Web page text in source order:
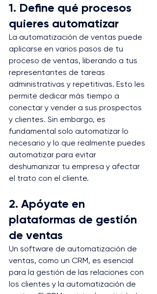
1. Define qué procesos
quieres automatizar
La automatización de ventas puede
aplicarse en varios pasos de tu
proceso de ventas, liberando a tus
representantes de tareas
administrativas y repetitivas. Esto les
permite dedicar más tiempo a
conectar y vender a sus prospectos
y clientes. Sin embargo, es
fundamental solo automatizar lo
necesario y lo que realmente puedes
automatizar para evitar
deshumanizar tu empresa y afectar
el trato con el cliente.
2. Apóyate en
plataformas de gestión
de ventas
Un software de automatización de
ventas, como un CRM, es esencial
para la gestión de las relaciones con
los clientes y la automatización de